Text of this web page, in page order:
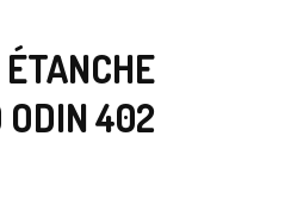
ODIN 402